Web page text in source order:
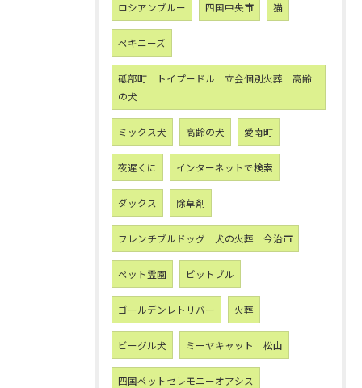
ロシアンブルー 四国中央市 猫
ペキニーズ
砥部町 トイプードル 立会個別火葬 高齢
の犬
ミックス犬 高齢の犬 愛南町
夜遅くに インターネットで検索
ダックス 除草剤
フレンチブルドッグ 犬の火葬 今治市
ペット霊園 ピットブル
ゴールデンレトリバー 火葬
ビーグル犬 ミーヤキャット 松山
四国ペットセレモニーオアシス